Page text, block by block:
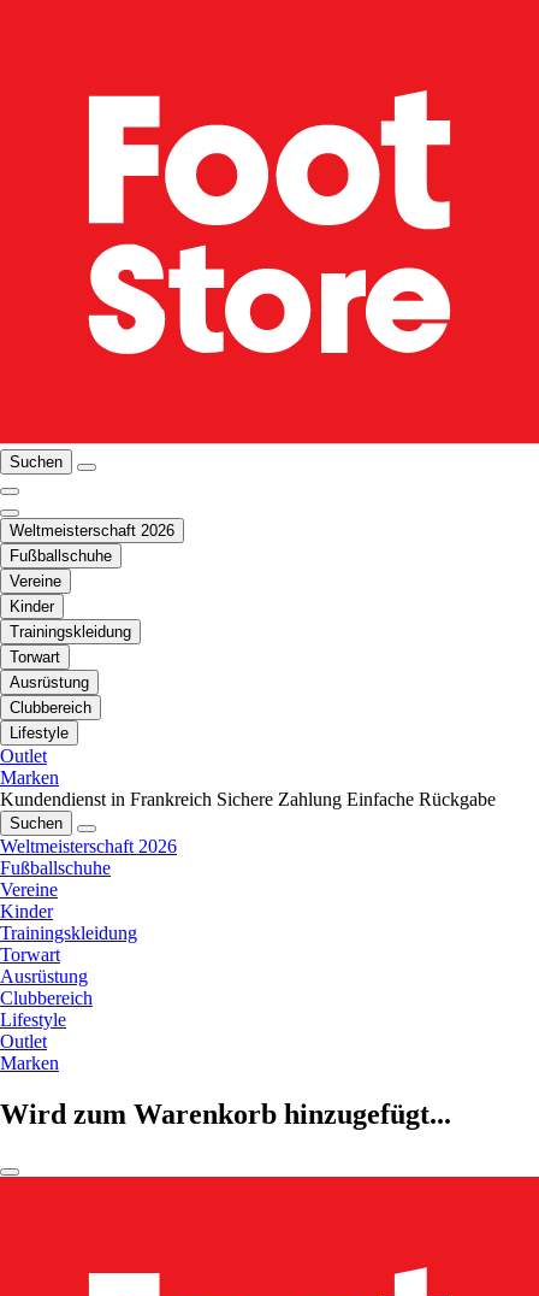
Suchen
Weltmeisterschaft 2026
Fußballschuhe
Vereine
Kinder
Trainingskleidung
Torwart
Ausrüstung
Clubbereich
Lifestyle
Outlet
Marken
Kundendienst in Frankreich Sichere Zahlung Einfache Rückgabe
Suchen
Weltmeisterschaft 2026
Fußballschuhe
Vereine
Kinder
Trainingskleidung
Torwart
Ausrüstung
Clubbereich
Lifestyle
Outlet
Marken
Wird zum Warenkorb hinzugefügt...